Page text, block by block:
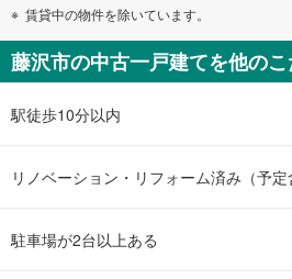
賃貸中の物件を除いています。
藤沢市の中古一戸建てを他の
駅徒歩10分以内
リノベーション・リフォーム済み（予定
駐車場が2台以上ある